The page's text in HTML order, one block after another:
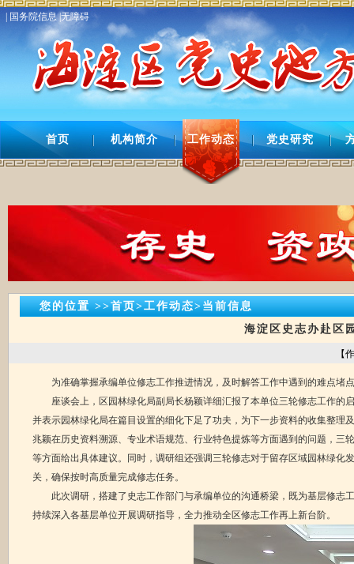
| 国务院信息 |无障碍
首页 机构简介 工作动态 党史研究
您的位置 >>首页>工作动态>当前信息
海淀区史志办赴区
【
为准确掌握承编单位修志工作推进情况，及时解答工作中遇到的难点堵
座谈会上，区园林绿化局副局长杨颖详细汇报了本单位三轮修志工作
并表示园林绿化局在篇目设置的细化下足了功夫，为下一步资料的收集整
兆颖在历史资料溯源、专业术语规范、行业特色提炼等方面遇到的问题，
等方面给出具体建议。同时，调研组还强调三轮修志对于留存区域园林绿
关，确保按时高质量完成修志任务。
此次调研，搭建了史志工作部门与承编单位的沟通桥梁，既为基层修
持续深入各基层单位开展调研指导，全力推动全区修志工作再上新台阶。